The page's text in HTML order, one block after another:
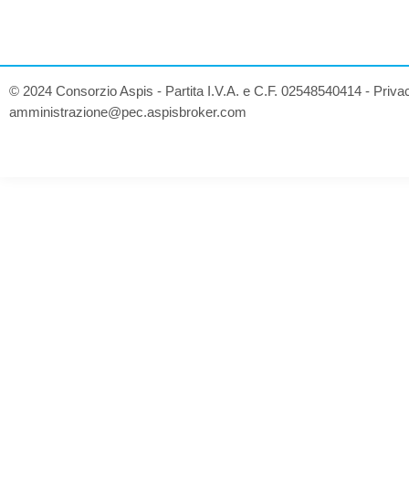
© 2024 Consorzio Aspis - Partita I.V.A. e C.F. 02548540414 -
amministrazione@pec.aspisbroker.com